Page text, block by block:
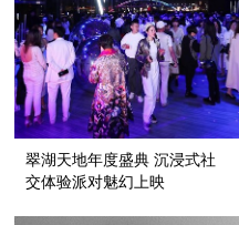
翠湖天地年度盛典 沉浸式社
交体验派对魅幻上映